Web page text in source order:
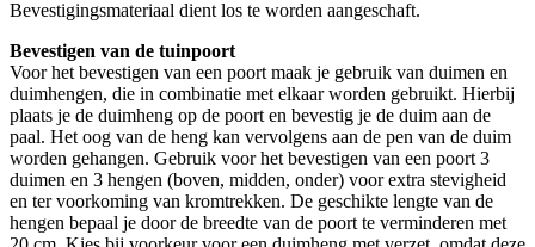
Bevestigingsmateriaal dient los te worden aangeschaft.
Bevestigen van de tuinpoort
Voor het bevestigen van een poort maak je gebruik van duimen en
duimhengen, die in combinatie met elkaar worden gebruikt. Hierbij
plaats je de duimheng op de poort en bevestig je de duim aan de
paal. Het oog van de heng kan vervolgens aan de pen van de duim
worden gehangen. Gebruik voor het bevestigen van een poort 3
duimen en 3 hengen (boven, midden, onder) voor extra stevigheid
en ter voorkoming van kromtrekken. De geschikte lengte van de
hengen bepaal je door de breedte van de poort te verminderen met